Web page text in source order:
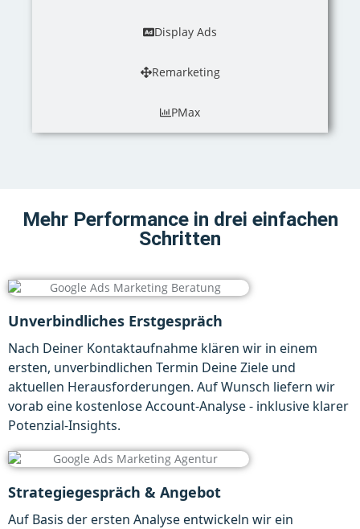
Display Ads
Remarketing
PMax
Mehr Performance in drei einfachen
Schritten
Unverbindliches Erstgespräch
Nach Deiner Kontaktaufnahme klären wir in einem
ersten, unverbindlichen Termin Deine Ziele und
aktuellen Herausforderungen. Auf Wunsch liefern wir
vorab eine kostenlose Account-Analyse - inklusive klarer
Potenzial-Insights.
Strategiegespräch & Angebot
Auf Basis der ersten Analyse entwickeln wir ein